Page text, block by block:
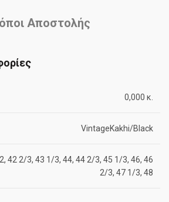
Αποστολής
0,000 κ.
VintageKakhi/Black
42 2/3, 43 1/3, 44, 44 2/3, 45 1/3, 46, 46
2/3, 47 1/3, 48